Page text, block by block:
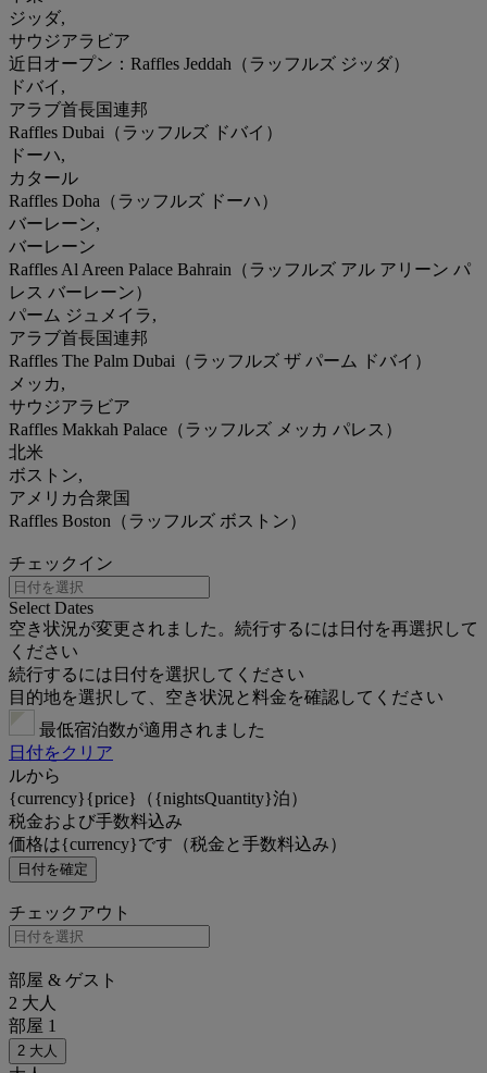
ジッダ,
サウジアラビア
近日オープン：Raffles Jeddah（ラッフルズ ジッダ）
ドバイ,
アラブ首長国連邦
Raffles Dubai（ラッフルズ ドバイ）
ドーハ,
カタール
Raffles Doha（ラッフルズ ドーハ）
バーレーン,
バーレーン
Raffles Al Areen Palace Bahrain（ラッフルズ アル アリーン パ
レス バーレーン）
パーム ジュメイラ,
アラブ首長国連邦
Raffles The Palm Dubai（ラッフルズ ザ パーム ドバイ）
メッカ,
サウジアラビア
Raffles Makkah Palace（ラッフルズ メッカ パレス）
北米
ボストン,
アメリカ合衆国
Raffles Boston（ラッフルズ ボストン）
チェックイン
Select Dates
空き状況が変更されました。続行するには日付を再選択して
ください
続行するには日付を選択してください
目的地を選択して、空き状況と料金を確認してください
最低宿泊数が適用されました
日付をクリア
ルから
{currency}{price}（{nightsQuantity}泊）
税金および手数料込み
価格は{currency}です（税金と手数料込み）
日付を確定
チェックアウト
部屋 & ゲスト
2 大人
部屋 1
2 大人